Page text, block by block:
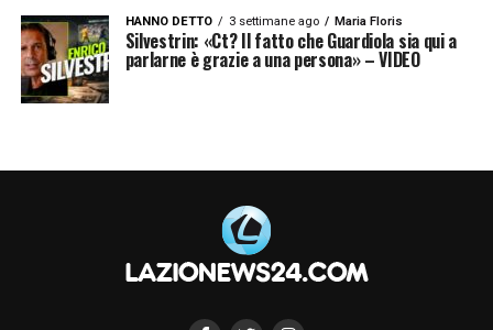
HANNO DETTO 3 settimane ago Maria Floris
Silvestrin: «Ct? Il fatto che Guardiola sia qui a
parlarne è grazie a una persona» – VIDEO